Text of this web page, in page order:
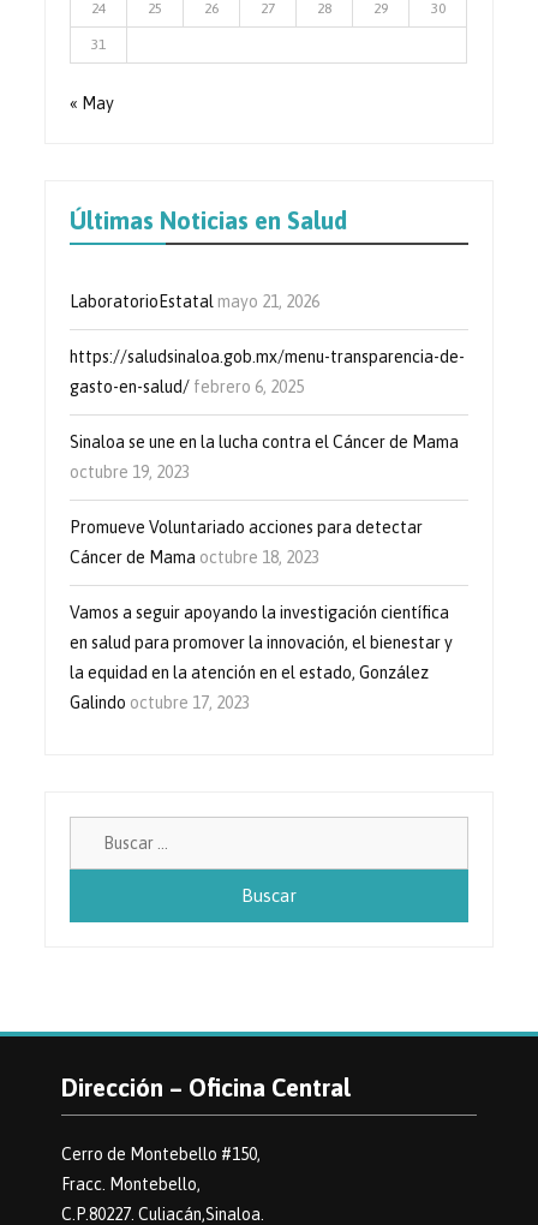
24 25 26 27 28 29 30
31
« May
Últimas Noticias en Salud
LaboratorioEstatal mayo 21, 2026
https://saludsinaloa.gob.mx/menu-transparencia-de-
gasto-en-salud/ febrero 6, 2025
Sinaloa se une en la lucha contra el Cáncer de Mama
octubre 19, 2023
Promueve Voluntariado acciones para detectar
Cáncer de Mama octubre 18, 2023
Vamos a seguir apoyando la investigación científica
en salud para promover la innovación, el bienestar y
la equidad en la atención en el estado, González
Galindo octubre 17, 2023
Dirección – Oficina Central
Cerro de Montebello #150,
Fracc. Montebello,
C.P.80227. Culiacán,Sinaloa.